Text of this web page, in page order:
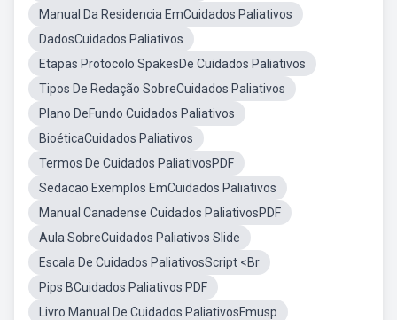
Manual Da Residencia EmCuidados Paliativos
DadosCuidados Paliativos
Etapas Protocolo SpakesDe Cuidados Paliativos
Tipos De Redação SobreCuidados Paliativos
Plano DeFundo Cuidados Paliativos
BioéticaCuidados Paliativos
Termos De Cuidados PaliativosPDF
Sedacao Exemplos EmCuidados Paliativos
Manual Canadense Cuidados PaliativosPDF
Aula SobreCuidados Paliativos Slide
Escala De Cuidados PaliativosScript <Br
Pips BCuidados Paliativos PDF
Livro Manual De Cuidados PaliativosFmusp